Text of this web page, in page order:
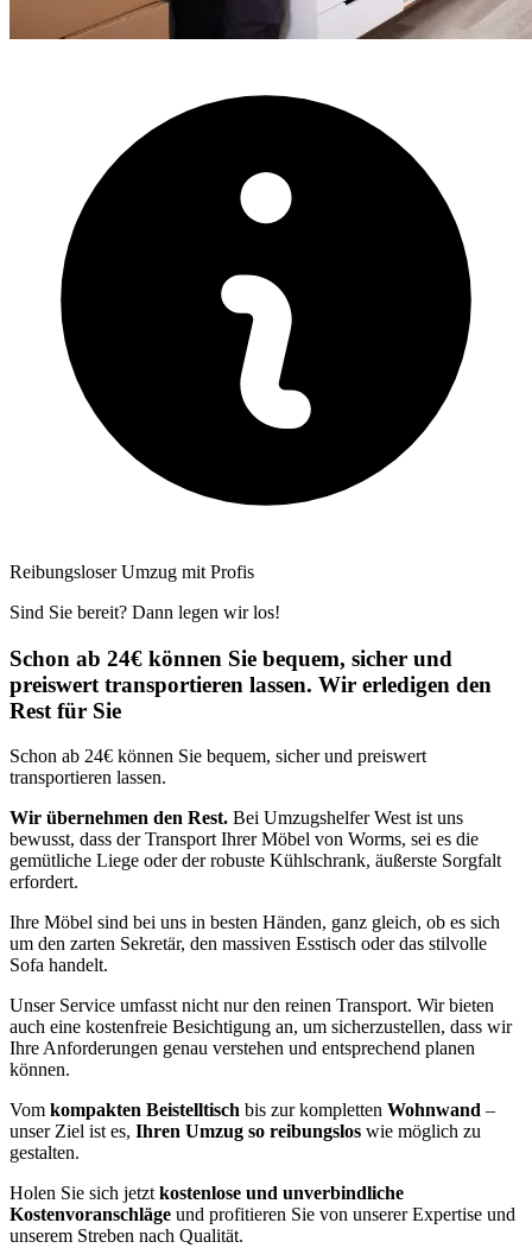
Reibungsloser Umzug mit Profis
Sind Sie bereit? Dann legen wir los!
Schon ab 24€ können Sie bequem, sicher und
preiswert transportieren lassen. Wir erledigen den
Rest für Sie
Schon ab 24€ können Sie bequem, sicher und preiswert
transportieren lassen.
Wir übernehmen den Rest. Bei Umzugshelfer West ist uns
bewusst, dass der Transport Ihrer Möbel von Worms, sei es die
gemütliche Liege oder der robuste Kühlschrank, äußerste Sorgfalt
erfordert.
Ihre Möbel sind bei uns in besten Händen, ganz gleich, ob es sich
um den zarten Sekretär, den massiven Esstisch oder das stilvolle
Sofa handelt.
Unser Service umfasst nicht nur den reinen Transport. Wir bieten
auch eine kostenfreie Besichtigung an, um sicherzustellen, dass wir
Ihre Anforderungen genau verstehen und entsprechend planen
können.
Vom kompakten Beistelltisch bis zur kompletten Wohnwand –
unser Ziel ist es, Ihren Umzug so reibungslos wie möglich zu
gestalten.
Holen Sie sich jetzt kostenlose und unverbindliche
Kostenvoranschläge und profitieren Sie von unserer Expertise und
unserem Streben nach Qualität.